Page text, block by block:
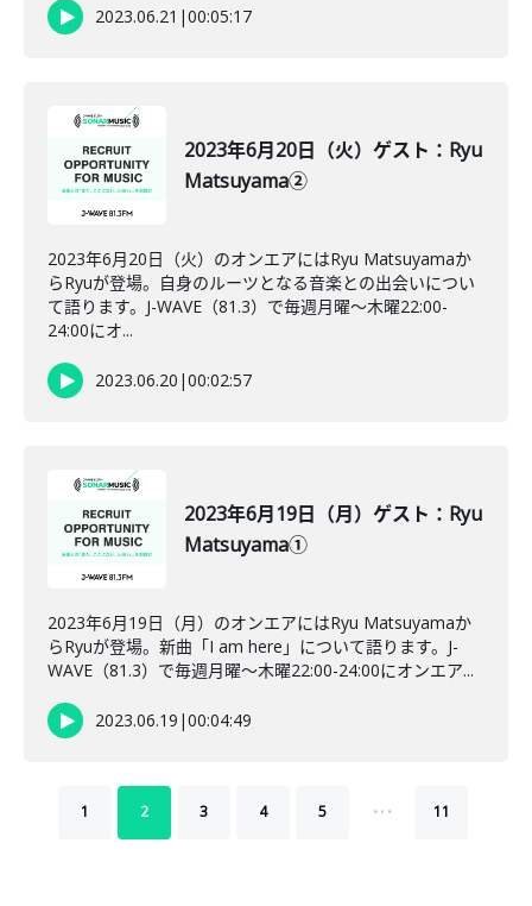
2023.06.21 |00:05:17
2023年6月20日（火）ゲスト：Ryu
Matsuyama②
2023年6月20日（火）のオンエアにはRyu Matsuyamaか
らRyuが登場。自身のルーツとなる音楽との出会いについ
て語ります。J-WAVE（81.3）で毎週月曜～木曜22:00-
24:00にオ...
2023.06.20 |00:02:57
2023年6月19日（月）ゲスト：Ryu
Matsuyama①
2023年6月19日（月）のオンエアにはRyu Matsuyamaか
らRyuが登場。新曲「I am here」について語ります。J-
WAVE（81.3）で毎週月曜～木曜22:00-24:00にオンエア...
2023.06.19 |00:04:49
1 2 3 4 5 … 11